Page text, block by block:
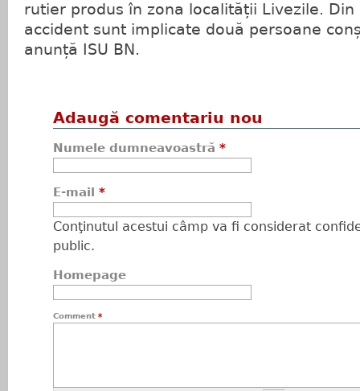
rutier produs în zona localității Livezile.
accident sunt implicate două persoane
anunță ISU BN.
Adaugă comentariu nou
Numele dumneavoastră *
E-mail *
Conţinutul acestui câmp va fi considerat
public.
Homepage
Comment *